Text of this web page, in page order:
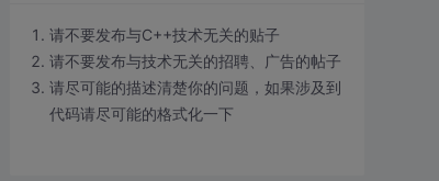
请不要发布与C++技术无关的贴子
请不要发布与技术无关的招聘、广告的帖子
请尽可能的描述清楚你的问题，如果涉及到
代码请尽可能的格式化一下